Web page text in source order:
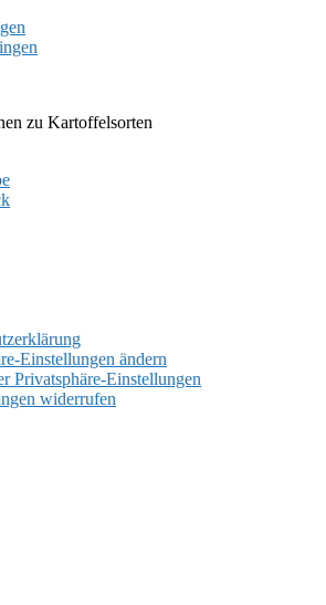
zu Kartoffelsorten
Einstellungen ändern
Privatsphäre-Einstellungen
widerrufen